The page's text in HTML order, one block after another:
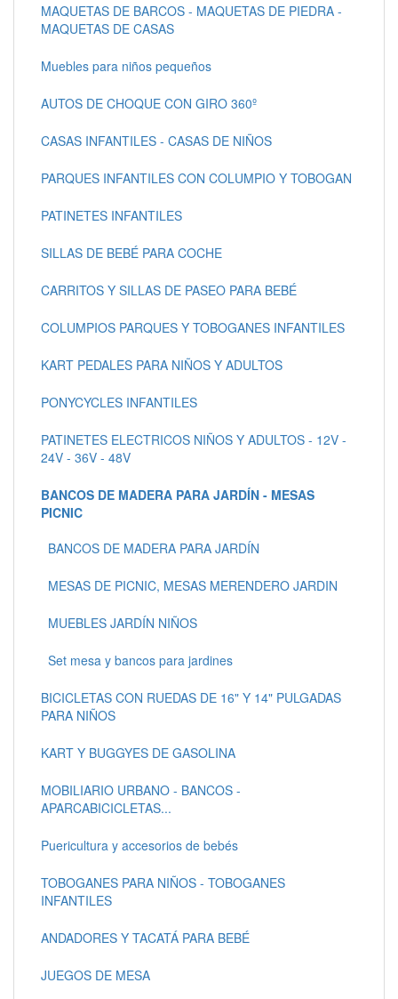
MAQUETAS DE BARCOS - MAQUETAS DE PIEDRA -
MAQUETAS DE CASAS
Muebles para niños pequeños
AUTOS DE CHOQUE CON GIRO 360º
CASAS INFANTILES - CASAS DE NIÑOS
PARQUES INFANTILES CON COLUMPIO Y TOBOGAN
PATINETES INFANTILES
SILLAS DE BEBÉ PARA COCHE
CARRITOS Y SILLAS DE PASEO PARA BEBÉ
COLUMPIOS PARQUES Y TOBOGANES INFANTILES
KART PEDALES PARA NIÑOS Y ADULTOS
PONYCYCLES INFANTILES
PATINETES ELECTRICOS NIÑOS Y ADULTOS - 12V -
24V - 36V - 48V
BANCOS DE MADERA PARA JARDÍN - MESAS
PICNIC
BANCOS DE MADERA PARA JARDÍN
MESAS DE PICNIC, MESAS MERENDERO JARDIN
MUEBLES JARDÍN NIÑOS
Set mesa y bancos para jardines
BICICLETAS CON RUEDAS DE 16" Y 14" PULGADAS
PARA NIÑOS
KART Y BUGGYES DE GASOLINA
MOBILIARIO URBANO - BANCOS -
APARCABICICLETAS...
Puericultura y accesorios de bebés
TOBOGANES PARA NIÑOS - TOBOGANES
INFANTILES
ANDADORES Y TACATÁ PARA BEBÉ
JUEGOS DE MESA